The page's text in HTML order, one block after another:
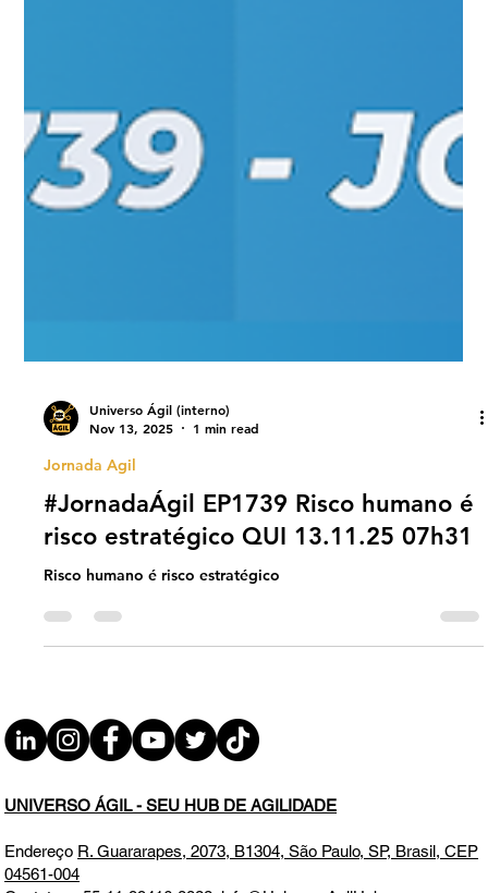
Universo Ágil (interno)
Nov 13, 2025
Jornada Agil
#JornadaÁgil EP1739 Risco humano é
risco estratégico QUI 13.11.25 07h31
Risco humano é risco estratégico
UNIVERSO ÁGIL - SEU HUB DE AGILIDADE